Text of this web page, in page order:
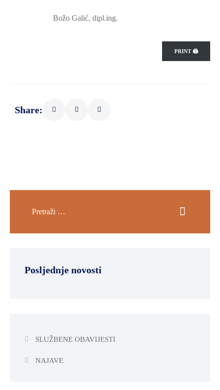
Božo Galić, dipl.ing.
PRINT 🖨
Share:
Posljednje novosti
SLUŽBENE OBAVIJESTI
NAJAVE